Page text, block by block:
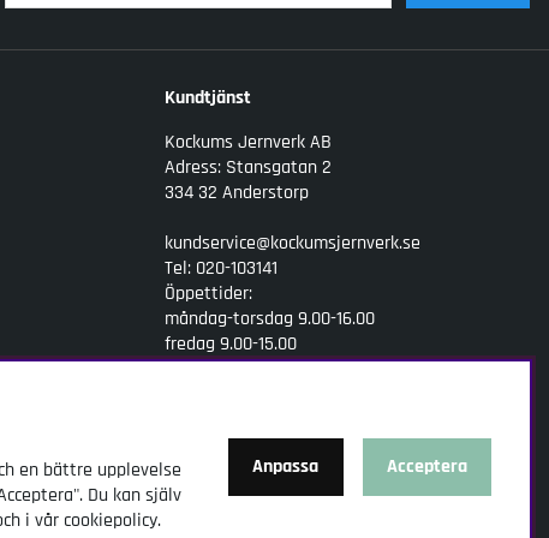
Kundtjänst
Kockums Jernverk AB
Adress: Stansgatan 2
334 32 Anderstorp
kundservice@kockumsjernverk.se
Tel: 020-103141
Öppettider:
måndag-torsdag 9.00-16.00
fredag 9.00-15.00
en bättre upplevelse
Du kan själv
i vår cookiepolicy.
Anpassa Acceptera